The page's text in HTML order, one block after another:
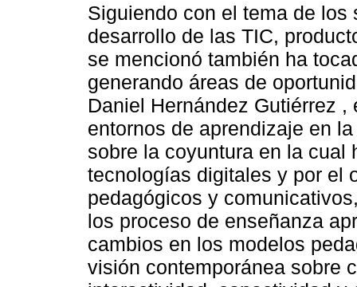
Siguiendo con el tema de
desarrollo de las TIC,
se mencionó también ha
generando áreas de
Daniel Hernández Gutiérrez
entornos de aprendizaje en
sobre la coyuntura en la cual
tecnologías digitales y por el
pedagógicos y
los proceso de enseñanza
cambios en los modelos
visión contemporánea sobre